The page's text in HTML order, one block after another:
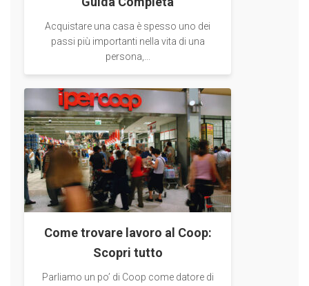
Acquistare una casa è spesso uno dei
passi più importanti nella vita di una
persona,...
Come trovare lavoro al Coop:
Scopri tutto
Parliamo un po’ di Coop come datore di